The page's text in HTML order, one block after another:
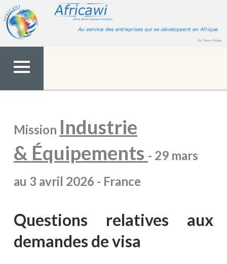
contenu
MENU
Mission Industrie
& Équipements - 29 mars
au 3 avril 2026 - France
Questions relatives aux
demandes de visa